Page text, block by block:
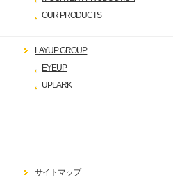
OUR PRODUCTS
LAYUP GROUP
EYEUP
UPLARK
サイトマップ